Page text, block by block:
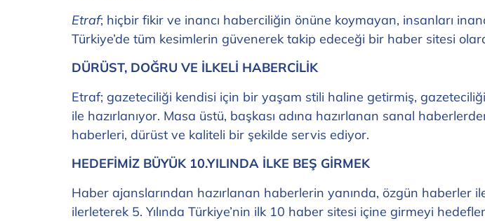
Etraf; hiçbir fikir ve inancı haberciliğin önüne koymayan, insanları
Türkiye’de tüm kesimlerin güvenerek takip edeceği bir haber sitesi
DÜRÜST, DOĞRU VE İLKELİ HABERCİLİK
Etraf; gazeteciliği kendisi için bir yaşam stili haline getirmiş,
ile hazırlanıyor. Masa üstü, başkası adına hazırlanan sanal
haberleri, dürüst ve kaliteli bir şekilde servis ediyor.
HEDEFİMİZ BÜYÜK 10.YILINDA İLKE BEŞ GİRMEK
Haber ajanslarından hazırlanan haberlerin yanında, özgün haberler
ilerleterek 5. Yılında Türkiye’nin ilk 10 haber sitesi içine girmeyi